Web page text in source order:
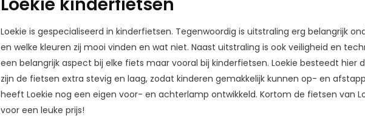
Loekie is gespecialiseerd in kinderfietsen. Tegenwoordig is uitstraling erg belangrijk
en welke kleuren zij mooi vinden en wat niet. Naast uitstraling is ook veiligheid en
een belangrijk aspect bij elke fiets maar vooral bij kinderfietsen. Loekie besteedt
zijn de fietsen extra stevig en laag, zodat kinderen gemakkelijk kunnen op- en
heeft Loekie nog een eigen voor- en achterlamp ontwikkeld. Kortom de fietsen van
voor een leuke prijs!